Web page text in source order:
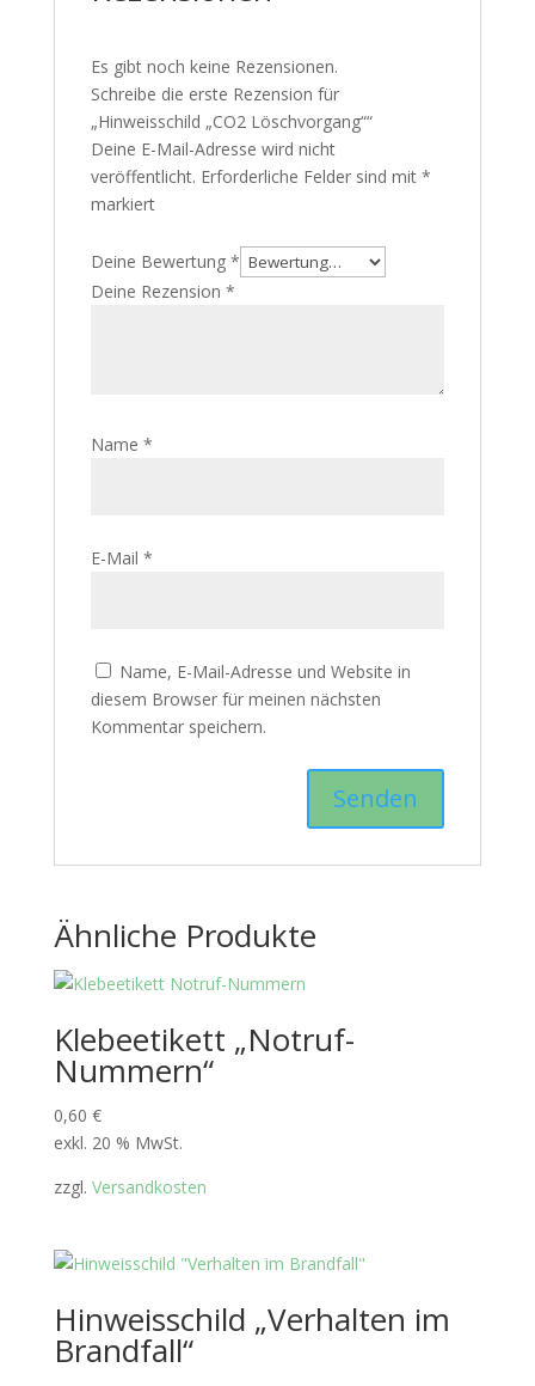
Es gibt noch keine Rezensionen.
Schreibe die erste Rezension für
„Hinweisschild „CO2 Löschvorgang““
Deine E-Mail-Adresse wird nicht
veröffentlicht. Erforderliche Felder sind mit *
markiert
Deine Bewertung *
Deine Rezension *
Name *
E-Mail *
Name, E-Mail-Adresse und Website in
diesem Browser für meinen nächsten
Kommentar speichern.
Ähnliche Produkte
Klebeetikett „Notruf-
Nummern“
0,60 €
exkl. 20 % MwSt.
zzgl. Versandkosten
Hinweisschild „Verhalten im
Brandfall“